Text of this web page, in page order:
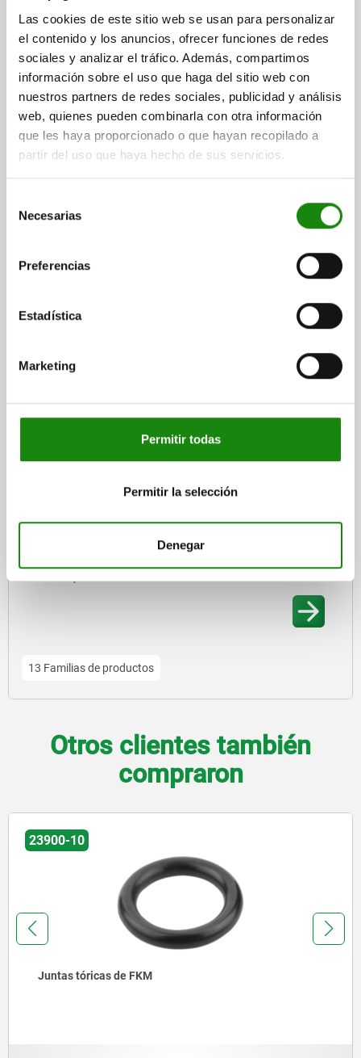
Las cookies de este sitio web se usan para personalizar
el contenido y los anuncios, ofrecer funciones de redes
sociales y analizar el tráfico. Además, compartimos
información sobre el uso que haga del sitio web con
nuestros partners de redes sociales, publicidad y análisis
web, quienes pueden combinarla con otra información
que les haya proporcionado o que hayan recopilado a
partir del uso que haya hecho de sus servicios.
Necesarias
Preferencias
Estadística
Marketing
Permitir todas
Permitir la selección
Denegar
4 Familias de productos
29000 inch
9 Familias de productos
13 Familias de productos
Otros clientes también
compraron
23900-10
Juntas tóricas de FKM